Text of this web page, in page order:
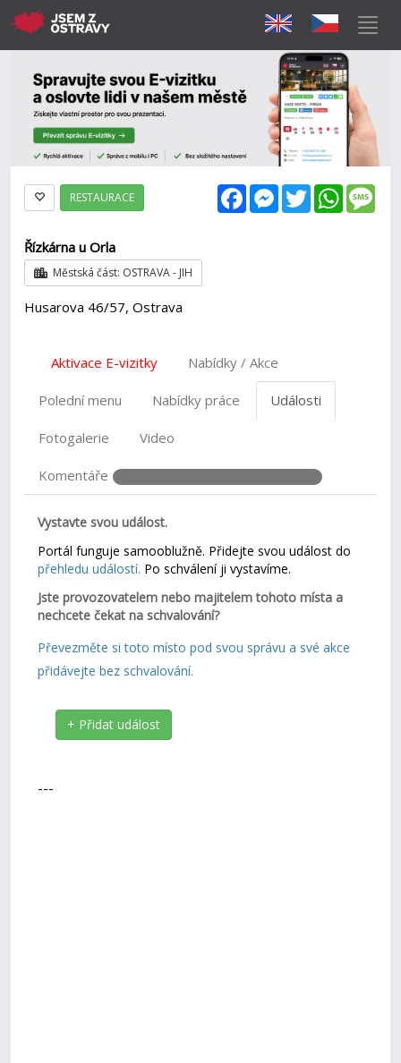
FacebookMessenger
Twitter
RESTAURACE
Řízkárna u Orla
Městská část: OSTRAVA - JIH
Husarova 46/57, Ostrava
Aktivace E-vizitky Nabídky / Akce
Polední menu Nabídky práce Události
Fotogalerie Video
Komentáře
Vystavte svou událost.
Portál funguje samooblužně. Přidejte svou událost do
přehledu událostí. Po schválení ji vystavíme.
Jste provozovatelem nebo majitelem tohoto místa a
nechcete čekat na schvalování?
Převezměte si toto místo pod svou správu a své akce
přidávejte bez schvalování.
+ Přidat událost
---